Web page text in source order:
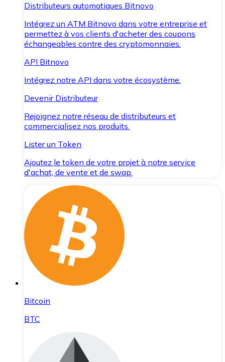
Distributeurs automatiques Bitnovo
Intégrez un ATM Bitnovo dans votre entreprise et
permettez à vos clients d'acheter des coupons
échangeables contre des cryptomonnaies.
API Bitnovo
Intégrez notre API dans votre écosystème.
Devenir Distributeur
Rejoignez notre réseau de distributeurs et
commercialisez nos produits.
Lister un Token
Ajoutez le token de votre projet à notre service
d'achat, de vente et de swap.
Bitcoin
BTC